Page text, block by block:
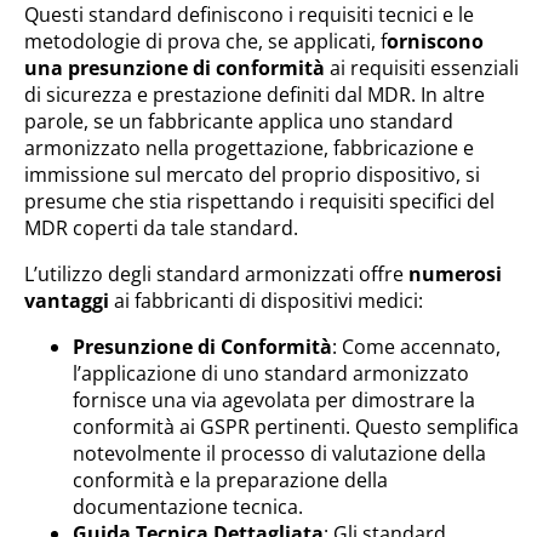
Questi standard definiscono i requisiti tecnici e le
metodologie di prova che, se applicati, forniscono
una presunzione di conformità ai requisiti essenziali
di sicurezza e prestazione definiti dal MDR. In altre
parole, se un fabbricante applica uno standard
armonizzato nella progettazione, fabbricazione e
immissione sul mercato del proprio dispositivo, si
presume che stia rispettando i requisiti specifici del
MDR coperti da tale standard.
L’utilizzo degli standard armonizzati offre numerosi
vantaggi ai fabbricanti di dispositivi medici:
Presunzione di Conformità: Come accennato,
l’applicazione di uno standard armonizzato
fornisce una via agevolata per dimostrare la
conformità ai GSPR pertinenti. Questo semplifica
notevolmente il processo di valutazione della
conformità e la preparazione della
documentazione tecnica.